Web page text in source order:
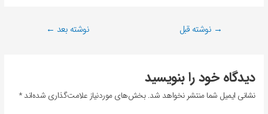
→ نوشته قبل نوشته بعد ←
دیدگاه‌ خود را بنویسید
نشانی ایمیل شما منتشر نخواهد شد. بخش‌های موردنیاز علامت‌گذاری شده‌اند*